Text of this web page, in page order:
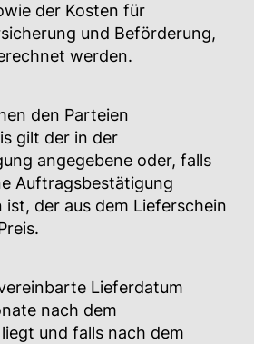
der Kosten für
und Beförderung,
werden.
den Parteien
gilt der in der
angegebene oder, falls
Auftragsbestätigung
der aus dem Lieferschein
Lieferdatum
nach dem
und falls nach dem